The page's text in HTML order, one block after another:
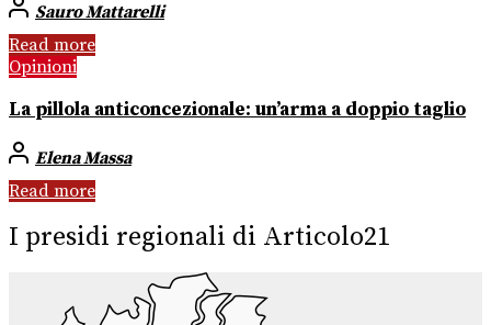
Sauro Mattarelli
Read more
Opinioni
La pillola anticoncezionale: un’arma a doppio taglio
Elena Massa
Read more
I presidi regionali di Articolo21